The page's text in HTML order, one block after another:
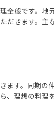
全般です。地
だきます。主
ます。同期の
、理想の料理